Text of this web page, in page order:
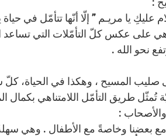
يا مريـم ” إلّا أنّها تتأمّل في
على عكس كلّ التأمّلات التي تساعد
نحو الله .
المسيح ، وهكذا في الحياة، كلّ
تُمثّل طريق التأمّل اللامتناهي بكمال
بعضنا وخاصةً مع الأطفال . وهي سهلةٌ